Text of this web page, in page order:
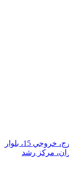
آدرس: تهران، كيلومتر 15 اتوبان تهران كرج،‌ خروجي 15، بلوار
مركز رشد